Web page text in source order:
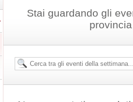
Stai guardando gli